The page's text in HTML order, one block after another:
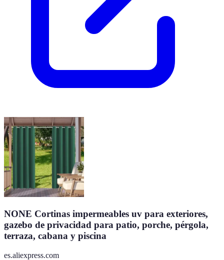
NONE Cortinas impermeables uv para exteriores,
gazebo de privacidad para patio, porche, pérgola,
terraza, cabana y piscina
es.aliexpress.com